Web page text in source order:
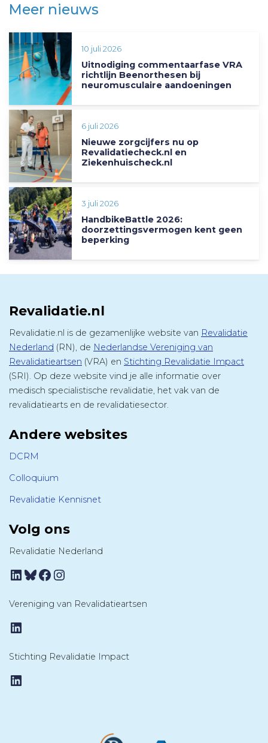
Meer nieuws
10 juli 2026
Uitnodiging commentaarfase VRA
richtlijn Beenorthesen bij
neuromusculaire aandoeningen
6 juli 2026
Nieuwe zorgcijfers nu op
Revalidatiecheck.nl en
Ziekenhuischeck.nl
3 juli 2026
HandbikeBattle 2026:
doorzettingsvermogen kent geen
beperking
Revalidatie.nl
Revalidatie.nl is de gezamenlijke website van Revalidatie
Nederland (RN), de Nederlandse Vereniging van
Revalidatieartsen (VRA) en Stichting Revalidatie Impact
(SRI). Op deze website vind je alle informatie over
medisch specialistische revalidatie, het vak van de
revalidatiearts en de revalidatiesector.
Andere websites
DCRM
Colloquium
Revalidatie Kennisnet
Volg ons
Revalidatie Nederland
LinkedIn
Bluesky
Facebook
Instagram
Vereniging van Revalidatieartsen
LinkedIn
Stichting Revalidatie Impact
LinkedIn